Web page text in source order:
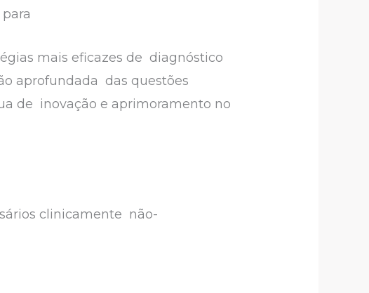
mais eficazes de diagnóstico
aprofundada das questões
de inovação e aprimoramento no
clinicamente não-